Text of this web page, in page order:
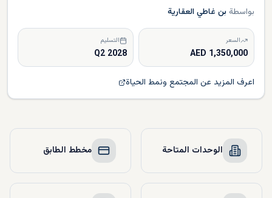
بواسطة بن غاطي العقارية
السعر
1,350,000 AED
التسليم
Q2 2028
اعرف المزيد عن المجتمع ونمط الحياة
الوحدات المتاحة مخطط الطابق